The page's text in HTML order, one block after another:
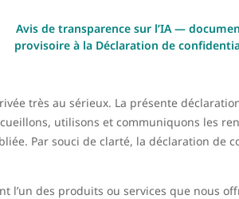
Avis de transparence sur l’IA —
provisoire à la Déclaration de
très au sérieux. La présente
utilisons et communiquons les
Par souci de clarté, la déclaration de
l’un des produits ou services que nous